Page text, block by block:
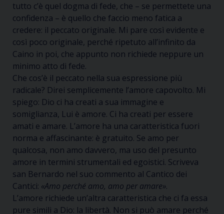
tutto c’è quel dogma di fede, che – se permettete una
confidenza – è quello che faccio meno fatica a
credere: il peccato originale. Mi pare così evidente e
così poco originale, perché ripetuto all’infinito da
Caino in poi, che appunto non richiede neppure un
minimo atto di fede.
Che cos’è il peccato nella sua espressione più
radicale? Direi semplicemente l’amore capovolto. Mi
spiego: Dio ci ha creati a sua immagine e
somiglianza, Lui è amore. Ci ha creati per essere
amati e amare. L’amore ha una caratteristica fuori
norma e affascinante: è gratuito. Se amo per
qualcosa, non amo davvero, ma uso del presunto
amore in termini strumentali ed egoistici. Scriveva
san Bernardo nel suo commento al Cantico dei
Cantici: «Amo perché amo, amo per amare».
L’amore richiede un’altra caratteristica che ci fa essa
pure simili a Dio: la libertà. Non si può amare perché